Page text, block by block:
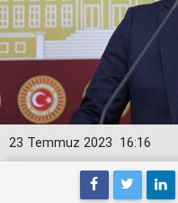
16:16
23 Temmuz 2023